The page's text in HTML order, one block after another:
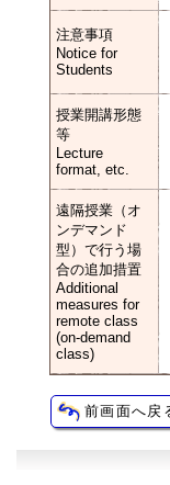
注意事項
Notice for
Students
授業開講形態
等
Lecture
format, etc.
遠隔授業（オ
ンデマンド
型）で行う場
合の追加措置
Additional
measures for
remote class
(on-demand
class)